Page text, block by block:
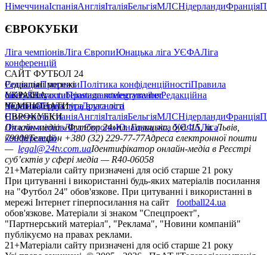
НімеччинаІспаніяАнгліяІталіяБельгіяМЛСНідерландиФранція
ЄВРОКУБКИ
Ліга чемпіонівЛіга ЄвропиЮнацька ліга УЄФАЛіга
конференцій
САЙТ ФУТБОЛ 24
РедакціяПрогнозиПолітика конфіденційностіПравила
сайтуКонтактиПравила коментуванняРедакційна
політикаСтруктура власності
Соціальні мережі
facebookxyoutubeinstagramtelegramviber
УКРАЇНА
УкраїнаПерша лігаДруга ліга
ЧЕМПІОНАТИ
НімеччинаІспаніяАнгліяІталіяБельгіяМЛСНідерландиФранція
ЄВРОКУБКИ
Ліга чемпіонівЛіга ЄвропиЮнацька ліга УЄФАЛіга
конференцій
Онлайн-медіа «Футбол 24»пл. Галицька, буд. 15, м. Львів,
79008Телефон +380 (32) 229-77-77Адреса електронної пошти
— legal@24tv.com.uaІдентифікатор онлайн-медіа в Реєстрі
суб’єктів у сфері медіа — R40-06058
21+Матеріали сайту призначені для осіб старше 21 року
При цитуванні і використанні будь-яких матеріалів посилання
на "Футбол 24" обов'язкове. При цитуванні і використанні в
мережі Інтернет гіперпосилання на сайт
football24.ua
обов'язкове. Матеріали зі знаком "Спецпроект",
"Партнерський матеріал", "Реклама", "Новини компаній"
публікуємо на правах реклами.
21+Матеріали сайту призначені для осіб старше 21 року